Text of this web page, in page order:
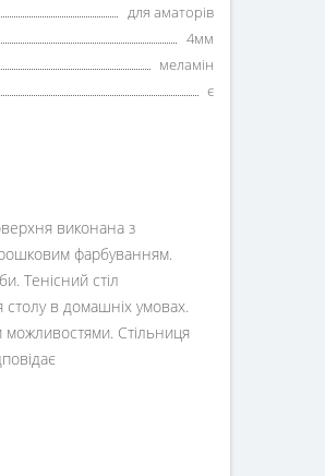
для аматорів
4мм
меламін
є
виконана з
фарбуванням.
Тенісний стіл
столу в домашніх умовах.
можливостями. Стільниця